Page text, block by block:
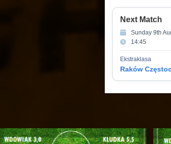
Next Match
Sunday 9th
14:45
Ekstraklasa
Raków